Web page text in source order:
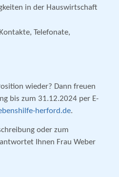
in der Hauswirtschaft
Telefonate,
wieder? Dann freuen
bis zum 31.12.2024 per E-
herford.de.
oder zum
Ihnen Frau Weber